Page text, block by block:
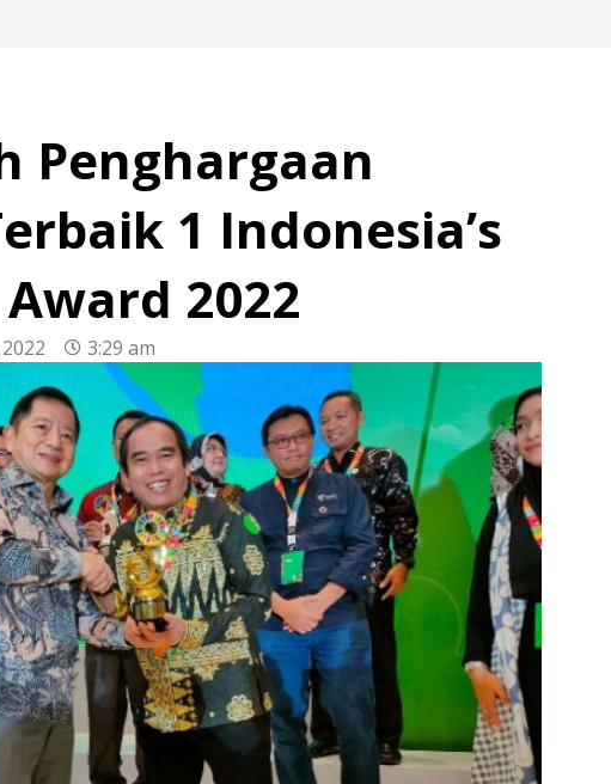
Penghargaan
1 Indonesia’s
2022
3:29 am